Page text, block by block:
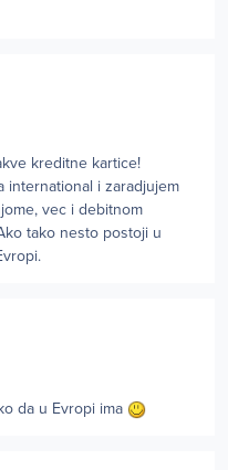
kreditne kartice!
international i zaradjujem
vec i debitnom
tako nesto postoji u
da u Evropi ima